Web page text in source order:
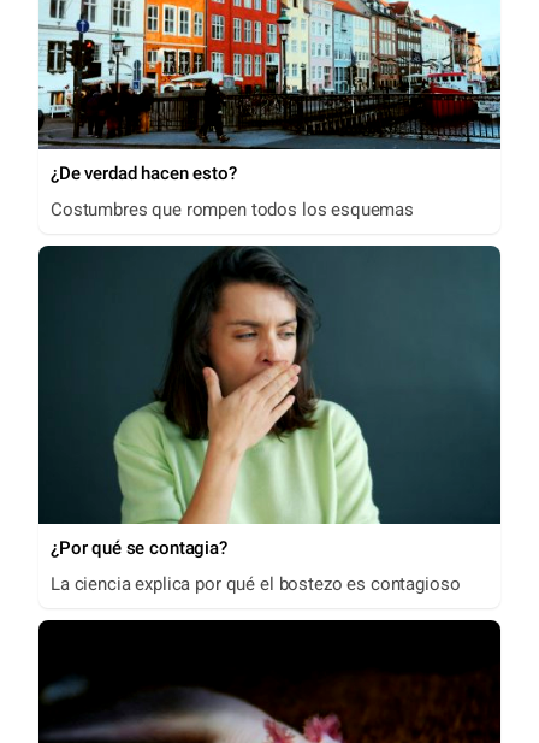
¿De verdad hacen esto?
Costumbres que rompen todos los esquemas
¿Por qué se contagia?
La ciencia explica por qué el bostezo es contagioso